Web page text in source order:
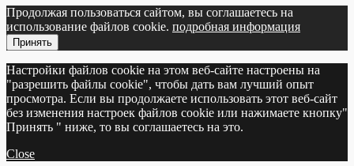
Продолжая пользоваться сайтом, вы соглашаетесь на
использование файлов cookie. подробная информация
Принять
Настройки файлов cookie на этом веб-сайте настроены на
"разрешить файлы cookie", чтобы дать вам лучший опыт
просмотра. Если вы продолжаете использовать этот веб-сайт
без изменения настроек файлов cookie или нажимаете кнопку"
Принять " ниже, то вы соглашаетесь на это.
Close